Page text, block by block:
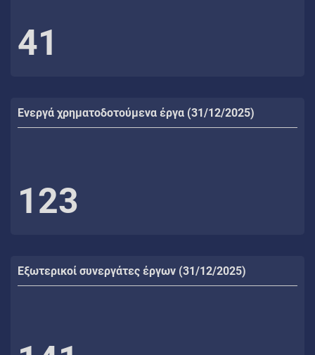
41
Ενεργά χρηματοδοτούμενα έργα (31/12/2025)
123
Εξωτερικοί συνεργάτες έργων (31/12/2025)